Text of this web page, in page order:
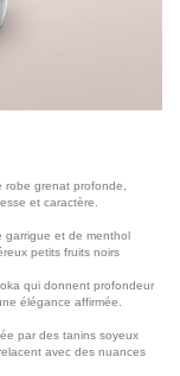
grenat profonde,
et caractère.
garrigue et de menthol
petits fruits noirs
qui donnent profondeur
élégance affirmée.
par des tanins soyeux
avec des nuances